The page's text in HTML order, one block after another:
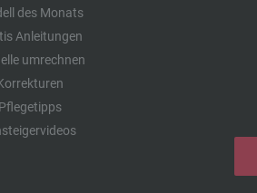
des Monats
Anleitungen
umrechnen
Pflegetipps